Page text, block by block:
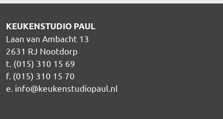
KEUKENSTUDIO PAUL
Laan van Ambacht 13
2631 RJ Nootdorp
t. (015) 310 15 69
f. (015) 310 15 70
e. info@keukenstudiopaul.nl